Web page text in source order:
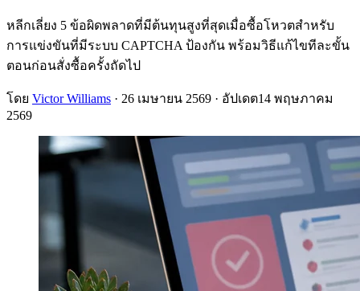
หลีกเลี่ยง 5 ข้อผิดพลาดที่มีต้นทุนสูงที่สุดเมื่อซื้อโหวตสำหรับ
การแข่งขันที่มีระบบ CAPTCHA ป้องกัน พร้อมวิธีแก้ไขทีละขั้น
ตอนก่อนสั่งซื้อครั้งถัดไป
โดย Victor Williams · 26 เมษายน 2569 · อัปเดต14 พฤษภาคม
2569